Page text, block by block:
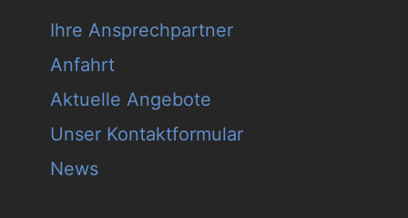
Ihre Ansprechpartner
Anfahrt
Aktuelle Angebote
Unser Kontaktformular
News